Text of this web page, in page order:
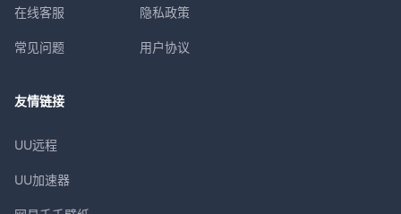
在线客服
常见问题
隐私政策
用户协议
友情链接
UU远程
UU加速器